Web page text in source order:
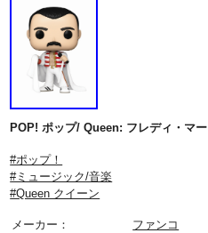
POP! ポップ/ Queen: フレディ・
#ポップ！
#ミュージック/音楽
#Queen クイーン
メーカー：
ファンコ